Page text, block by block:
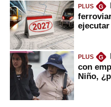
PLUS G
PLUS G
con
Niño,